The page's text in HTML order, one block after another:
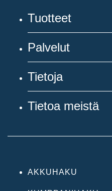
Tuotteet
Palvelut
Tietoja
Tietoa meistä
AKKUHAKU